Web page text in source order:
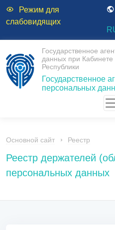
Режим для
слабовидящих
Государственное
данных при
Республики
Государственное
персональных
Основной сайт Реестр
Реестр держателей
персональных данных